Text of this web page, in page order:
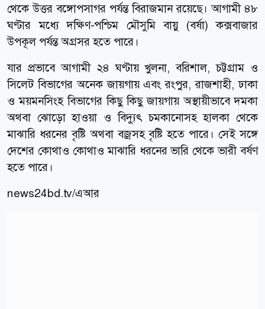
থেকে উত্তর বঙ্গোপসাগর পর্যন্ত বিরাজমান রয়েছে। আগামী ৪৮
ঘণ্টার মধ্যে দক্ষিণ-পশ্চিম মৌসুমি বায়ু (বর্ষা) কক্সবাজার
উপকূল পর্যন্ত অগ্রসর হতে পারে।
যার প্রভাবে আগামী ২৪ ঘণ্টায় খুলনা, বরিশাল, চট্টগ্রাম ও
সিলেট বিভাগের অনেক জায়গায় এবং রংপুর, রাজশাহী, ঢাকা
ও ময়মনসিংহ বিভাগের কিছু কিছু জায়গায় অস্থায়ীভাবে দমকা
অথবা ঝোড়ো হাওয়া ও বিদ্যুৎ চমকানোসহ হালকা থেকে
মাঝারি ধরনের বৃষ্টি অথবা বজ্রসহ বৃষ্টি হতে পারে। সেই সঙ্গে
দেশের কোথাও কোথাও মাঝারি ধরনের ভারি থেকে ভারী বর্ষণ
হতে পারে।
news24bd.tv/এআর